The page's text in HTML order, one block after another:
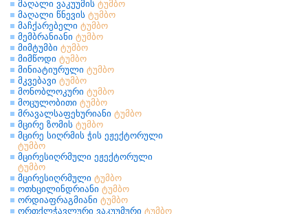
მაღალი ვაკუუმის ტუმბო
მაღალი წნევის ტუმბო
მაჩქარებელი ტუმბო
მემბრანიანი ტუმბო
მიმტუმბი ტუმბო
მიმწოდი ტუმბო
მინიატიურული ტუმბო
მკვებავი ტუმბო
მონობლოკური ტუმბო
მოცულობითი ტუმბო
მრავალსაფეხურიანი ტუმბო
მცირე ზომის ტუმბო
მცირე სიღრმის ჭის ეჟექტორული
ტუმბო
მცირესიღრმული ეჟექტორული
ტუმბო
მცირესიღრმული ტუმბო
ოთხცილინდრიანი ტუმბო
ორდიაფრაგმიანი ტუმბო
ორთქლჭავლური ვაკუუმური ტუმბო